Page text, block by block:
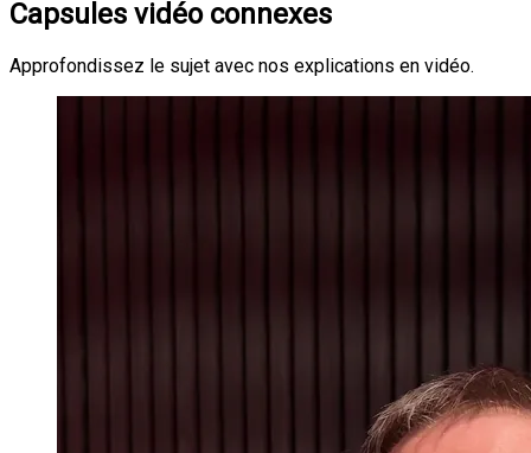
Capsules vidéo connexes
Approfondissez le sujet avec nos explications en vidéo.